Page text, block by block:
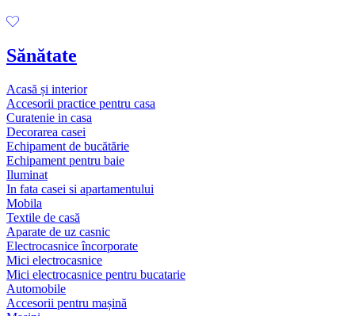
Sănătate
Acasă și interior
Accesorii practice pentru casa
Curatenie in casa
Decorarea casei
Echipament de bucătărie
Echipament pentru baie
Iluminat
In fata casei si apartamentului
Mobila
Textile de casă
Aparate de uz casnic
Electrocasnice încorporate
Mici electrocasnice
Mici electrocasnice pentru bucatarie
Automobile
Accesorii pentru mașină